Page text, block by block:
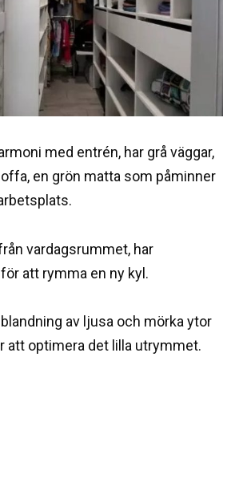
med entrén, har grå väggar,
en grön matta som påminner
vardagsrummet, har
att rymma en ny kyl.
av ljusa och mörka ytor
att optimera det lilla utrymmet.